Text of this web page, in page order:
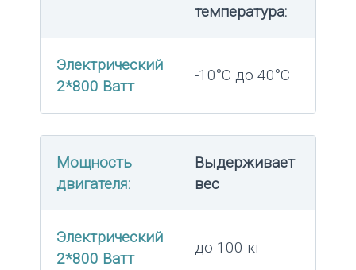
температура:
Электрический
2*800 Ватт
-10°C до 40°C
Мощность
двигателя:
Выдерживает
вес
Электрический
2*800 Ватт
до 100 кг